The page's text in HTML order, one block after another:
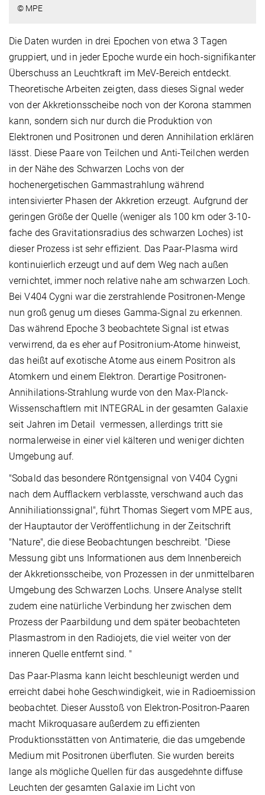
© MPE
Die Daten wurden in drei Epochen von etwa 3 Tagen
gruppiert, und in jeder Epoche wurde ein hoch-signifikanter
Überschuss an Leuchtkraft im MeV-Bereich entdeckt.
Theoretische Arbeiten zeigten, dass dieses Signal weder
von der Akkretionsscheibe noch von der Korona stammen
kann, sondern sich nur durch die Produktion von
Elektronen und Positronen und deren Annihilation erklären
lässt. Diese Paare von Teilchen und Anti-Teilchen werden
in der Nähe des Schwarzen Lochs von der
hochenergetischen Gammastrahlung während
intensivierter Phasen der Akkretion erzeugt. Aufgrund der
geringen Größe der Quelle (weniger als 100 km oder 3-10-
fache des Gravitationsradius des schwarzen Loches) ist
dieser Prozess ist sehr effizient. Das Paar-Plasma wird
kontinuierlich erzeugt und auf dem Weg nach außen
vernichtet, immer noch relative nahe am schwarzen Loch.
Bei V404 Cygni war die zerstrahlende Positronen-Menge
nun groß genug um dieses Gamma-Signal zu erkennen.
Das während Epoche 3 beobachtete Signal ist etwas
verwirrend, da es eher auf Positronium-Atome hinweist,
das heißt auf exotische Atome aus einem Positron als
Atomkern und einem Elektron. Derartige Positronen-
Annihilations-Strahlung wurde von den Max-Planck-
Wissenschaftlern mit INTEGRAL in der gesamten Galaxie
seit Jahren im Detail vermessen, allerdings tritt sie
normalerweise in einer viel kälteren und weniger dichten
Umgebung auf.
"Sobald das besondere Röntgensignal von V404 Cygni
nach dem Aufflackern verblasste, verschwand auch das
Annihiliationssignal", führt Thomas Siegert vom MPE aus,
der Hauptautor der Veröffentlichung in der Zeitschrift
"Nature", die diese Beobachtungen beschreibt. "Diese
Messung gibt uns Informationen aus dem Innenbereich
der Akkretionsscheibe, von Prozessen in der unmittelbaren
Umgebung des Schwarzen Lochs. Unsere Analyse stellt
zudem eine natürliche Verbindung her zwischen dem
Prozess der Paarbildung und dem später beobachteten
Plasmastrom in den Radiojets, die viel weiter von der
inneren Quelle entfernt sind. "
Das Paar-Plasma kann leicht beschleunigt werden und
erreicht dabei hohe Geschwindigkeit, wie in Radioemission
beobachtet. Dieser Ausstoß von Elektron-Positron-Paaren
macht Mikroquasare außerdem zu effizienten
Produktionsstätten von Antimaterie, die das umgebende
Medium mit Positronen überfluten. Sie wurden bereits
lange als mögliche Quellen für das ausgedehnte diffuse
Leuchten der gesamten Galaxie im Licht von